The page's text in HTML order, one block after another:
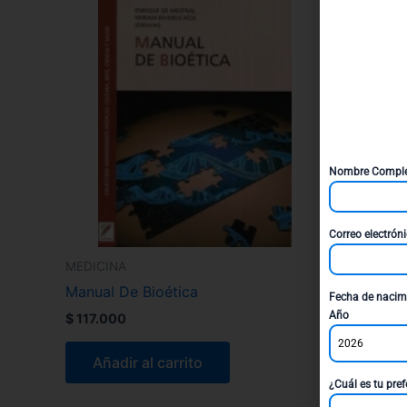
MEDICINA
Manual De Bioética
$ 117.000
Añadir al carrito
Nombre
Correo
Fecha de
Año
2026
¿Cuál es tu